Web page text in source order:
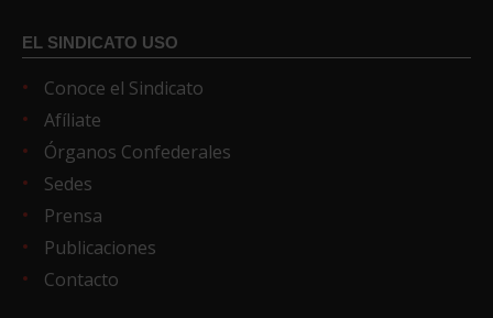
EL SINDICATO USO
Conoce el Sindicato
Afíliate
Órganos Confederales
Sedes
Prensa
Publicaciones
Contacto